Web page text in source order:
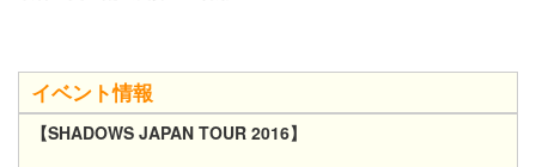
イベント情報
【SHADOWS JAPAN TOUR 2016】